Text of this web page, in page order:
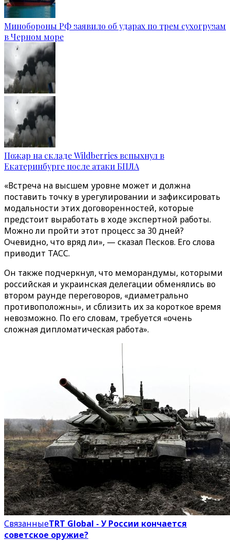
Минобороны РФ заявило об ударах по трем сухогрузам
в Черном море
Пожар на складе Wildberries вспыхнул в
Екатеринбурге после атаки БПЛА
«Встреча на высшем уровне может и должна
поставить точку в урегулировании и зафиксировать
модальности этих договоренностей, которые
предстоит выработать в ходе экспертной работы.
Можно ли пройти этот процесс за 30 дней?
Очевидно, что вряд ли», — сказал Песков. Его слова
приводит ТАСС.
Он также подчеркнул, что меморандумы, которыми
российская и украинская делегации обменялись во
втором раунде переговоров, «диаметрально
противоположны», и сблизить их за короткое время
невозможно. По его словам, требуется «очень
сложная дипломатическая работа».
СвязанныеTRT Global - У России кончается
советское оружие?